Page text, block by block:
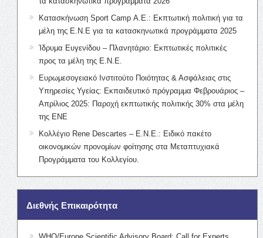
Κατασκήνωση Sport Camp Α.Ε.: Εκπτωτική πολιτική για τα
μέλη της Ε.Ν.Ε για τα κατασκηνωτικά προγράμματα 2025
Ίδρυμα Ευγενίδου – Πλανητάριο: Εκπτωτικές πολιτικές
προς τα μέλη της Ε.Ν.Ε.
Ευρωμεσογειακό Ινστιτούτο Ποιότητας & Ασφάλειας στις
Υπηρεσίες Υγείας: Εκπαιδευτικό πρόγραμμα Φεβρουάριος –
Απρίλιος 2025: Παροχή εκπτωτικής πολιτικής 30% στα μέλη
της ΕΝΕ
Κολλέγιο Rene Descartes – Ε.Ν.Ε.: Ειδικό πακέτο
οικονομικών προνομίων φοίτησης στα Μεταπτυχιακά
Προγράμματα του Κολλεγίου.
Διεθνής Επικαιρότητα